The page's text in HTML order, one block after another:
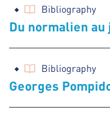
Bibliography
Du normalien
Bibliography
Georges